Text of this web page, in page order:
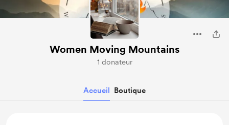
Women Moving Mountains
1 donateur
Accueil Boutique